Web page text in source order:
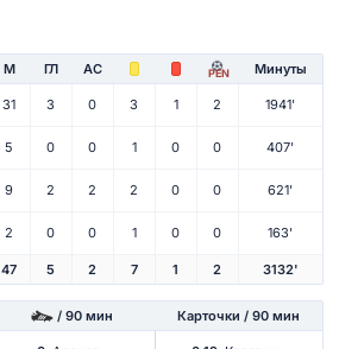
М ГЛ АС PEN Минуты
31 3 0 3 1 2 1941'
5 0 0 1 0 0 407'
9 2 2 2 0 0 621'
2 0 0 1 0 0 163'
47 5 2 7 1 2 3132'
/ 90 мин Карточки / 90 мин